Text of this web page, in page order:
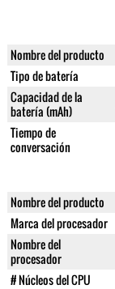
Nombre del producto
Tipo de batería
Capacidad de la
batería (mAh)
Tiempo de
conversación
Nombre del producto
Marca del procesador
Nombre del
procesador
# Núcleos del CPU